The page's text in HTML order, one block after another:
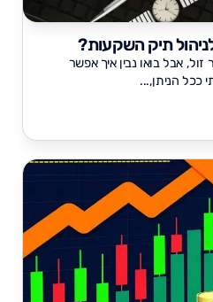
תיק השקעות?
אבל בואו נבין איך אפשר
ככל הניתן,...